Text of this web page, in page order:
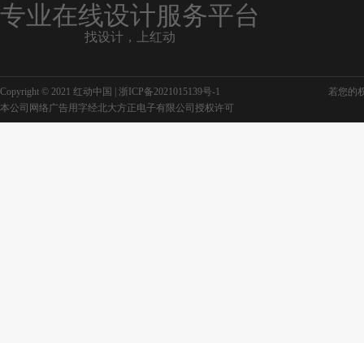
专业在线设计服务平台
找设计，上红动
Copyright © 2021 红动中国 | 浙ICP备2021015139号-1
若您的
本公司网络广告用字经北大方正电子有限公司授权许可